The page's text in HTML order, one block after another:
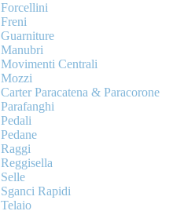
Forcellini
Freni
Guarniture
Manubri
Movimenti Centrali
Mozzi
Carter Paracatena & Paracorone
Parafanghi
Pedali
Pedane
Raggi
Reggisella
Selle
Sganci Rapidi
Telaio